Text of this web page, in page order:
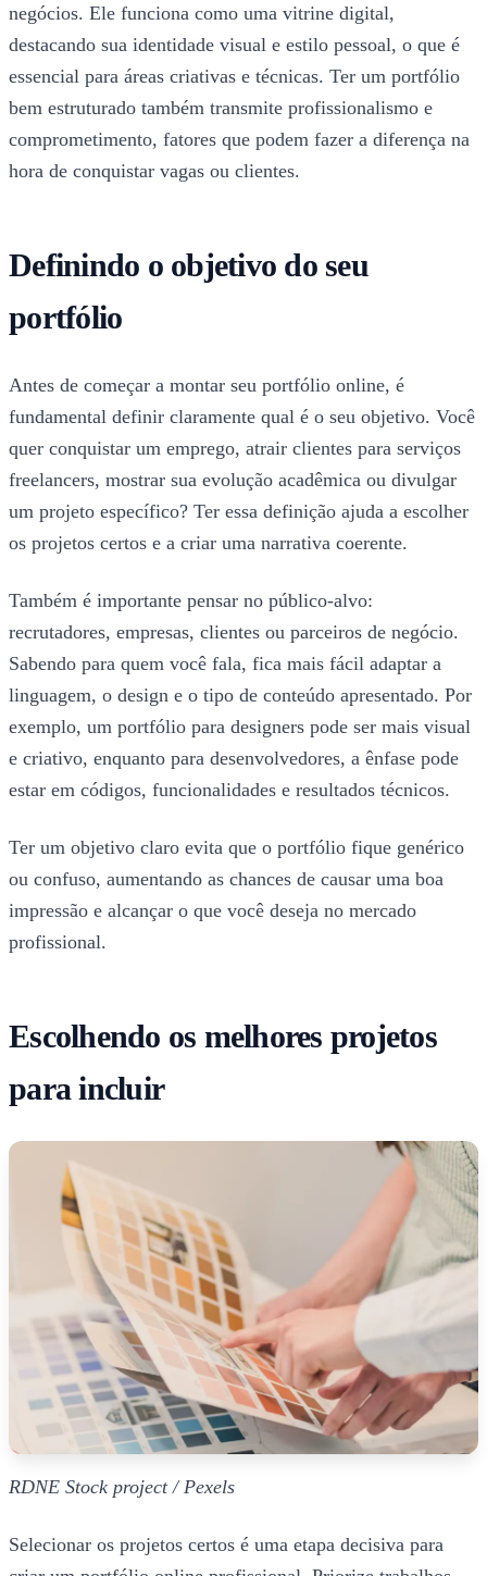
negócios. Ele funciona como uma vitrine digital,
destacando sua identidade visual e estilo pessoal, o que é
essencial para áreas criativas e técnicas. Ter um portfólio
bem estruturado também transmite profissionalismo e
comprometimento, fatores que podem fazer a diferença na
hora de conquistar vagas ou clientes.
Definindo o objetivo do seu
portfólio
Antes de começar a montar seu portfólio online, é
fundamental definir claramente qual é o seu objetivo. Você
quer conquistar um emprego, atrair clientes para serviços
freelancers, mostrar sua evolução acadêmica ou divulgar
um projeto específico? Ter essa definição ajuda a escolher
os projetos certos e a criar uma narrativa coerente.
Também é importante pensar no público-alvo:
recrutadores, empresas, clientes ou parceiros de negócio.
Sabendo para quem você fala, fica mais fácil adaptar a
linguagem, o design e o tipo de conteúdo apresentado. Por
exemplo, um portfólio para designers pode ser mais visual
e criativo, enquanto para desenvolvedores, a ênfase pode
estar em códigos, funcionalidades e resultados técnicos.
Ter um objetivo claro evita que o portfólio fique genérico
ou confuso, aumentando as chances de causar uma boa
impressão e alcançar o que você deseja no mercado
profissional.
Escolhendo os melhores projetos
para incluir
RDNE Stock project / Pexels
Selecionar os projetos certos é uma etapa decisiva para